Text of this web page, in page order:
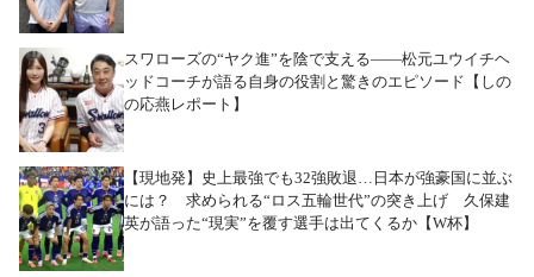
スワローズの“ヤク進”を陰で支える――松元ユウイチヘ
ッドコーチが語る自身の役割と驚きのエピソード【しの
の応燕レポート】
【現地発】史上最強でも32強敗退…日本が強豪国に並ぶ
には？ 求められる“ロス五輪世代”の突き上げ 久保建
英が語った“現実”を覆す選手は出てくるか【W杯】